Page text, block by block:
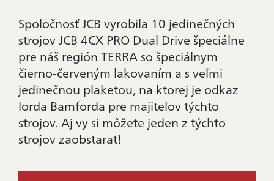
Spoločnosť JCB vyrobila 10 jedinečných
strojov JCB 4CX PRO Dual Drive špeciálne
pre náš región TERRA so špeciálnym
čierno-červeným lakovaním a s veľmi
jedinečnou plaketou, na ktorej je odkaz
lorda Bamforda pre majiteľov týchto
strojov. Aj vy si môžete jeden z týchto
strojov zaobstarať!